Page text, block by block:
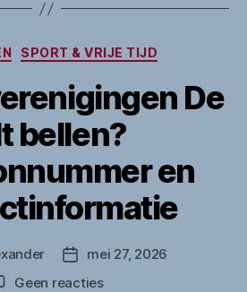
Categorieën
SPORT & VRIJE TIJD
De
bellen?
en
Berichtdatum
mei 27, 2026
Geen reactiesop